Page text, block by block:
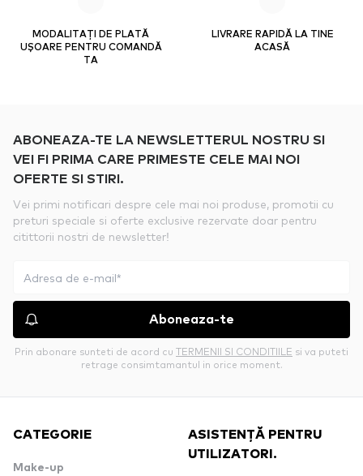
MODALITAȚI DE PLATĂ
UȘOARE PENTRU COMANDĂ
TA
LIVRARE RAPIDĂ LA TINE
ACASĂ
ABONEAZA-TE LA NEWSLETTERUL NOSTRU SI
VEI FI PRIMA CARE PRIMESTE CELE MAI NOI
OFERTE SI STIRI.
Vei primi notificari despre cele mai noi produse, promotii cu
preturi speciale si oferte exclusive rezervate doar pentru
citittorii nostri de newsletter!
Aboneaza-te
Prin abonare sunteti de acord cu TERMENII SI CONDITIILE si va puteti
retrage consimtamantul in orice moment.
CATEGORIE
Make-up
ASISTENȚĂ PENTRU
UTILIZATORI.